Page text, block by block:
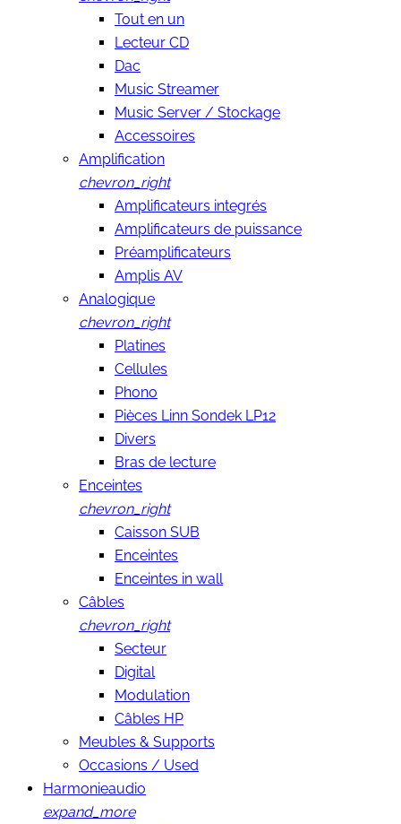
Tout en un
Lecteur CD
Dac
Music Streamer
Music Server / Stockage
Accessoires
Amplification
chevron_right
Amplificateurs integrés
Amplificateurs de puissance
Préamplificateurs
Amplis AV
Analogique
chevron_right
Platines
Cellules
Phono
Pièces Linn Sondek LP12
Divers
Bras de lecture
Enceintes
chevron_right
Caisson SUB
Enceintes
Enceintes in wall
Câbles
chevron_right
Secteur
Digital
Modulation
Câbles HP
Meubles & Supports
Occasions / Used
Harmonieaudio
expand_more